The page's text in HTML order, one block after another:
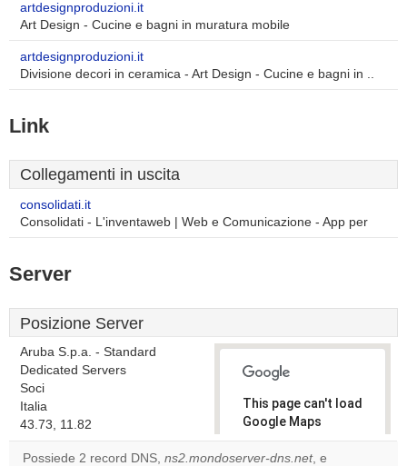
artdesignproduzioni.it
Art Design - Cucine e bagni in muratura mobile
artdesignproduzioni.it
Divisione decori in ceramica - Art Design - Cucine e bagni in ..
Link
Collegamenti in uscita
consolidati.it
Consolidati - L'inventaweb | Web e Comunicazione - App per
Server
Posizione Server
Aruba S.p.a. - Standard
Dedicated Servers
Soci
Italia
43.73, 11.82
This page can't load
Google Maps
correctly.
Possiede 2 record DNS, ns2.mondoserver-dns.net, e